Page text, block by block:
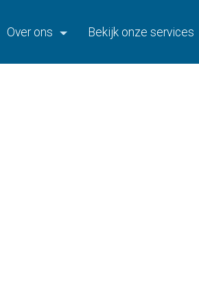
Over ons Bekijk onze services